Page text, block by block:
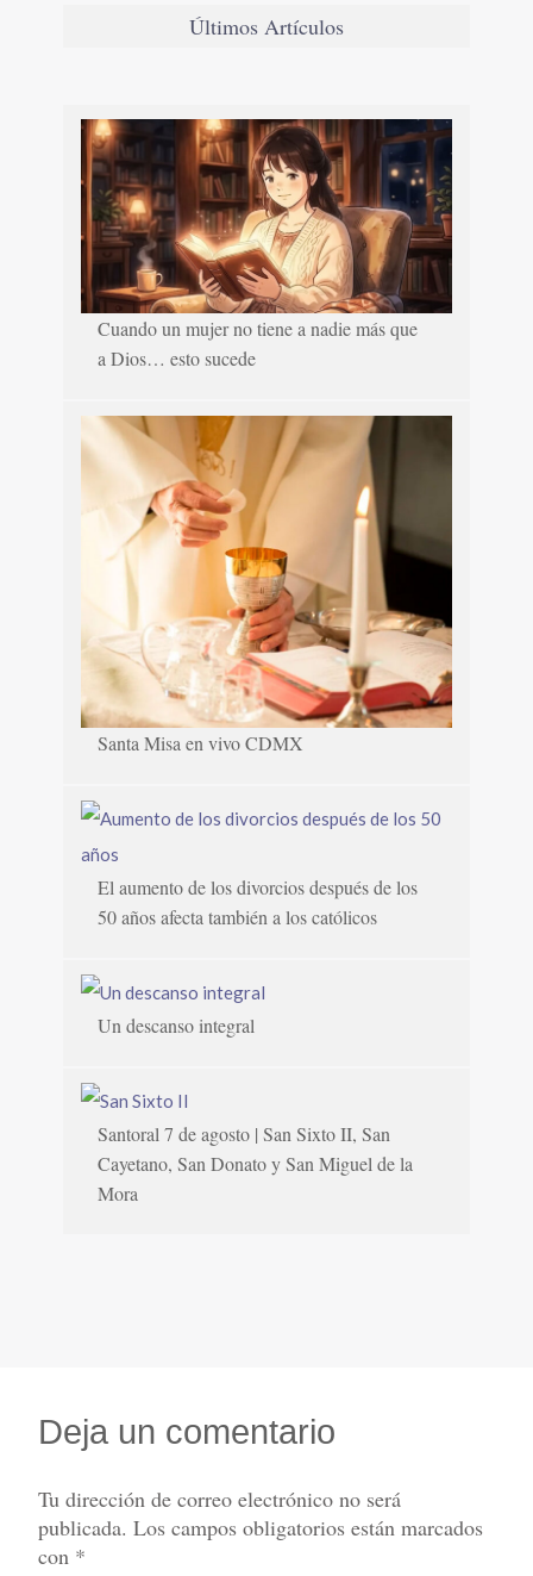
Últimos Artículos
Cuando un mujer no tiene a nadie más que
a Dios… esto sucede
Santa Misa en vivo CDMX
El aumento de los divorcios después de los
50 años afecta también a los católicos
Un descanso integral
Santoral 7 de agosto | San Sixto II, San
Cayetano, San Donato y San Miguel de la
Mora
Deja un comentario
Tu dirección de correo electrónico no será
publicada. Los campos obligatorios están marcados
con *